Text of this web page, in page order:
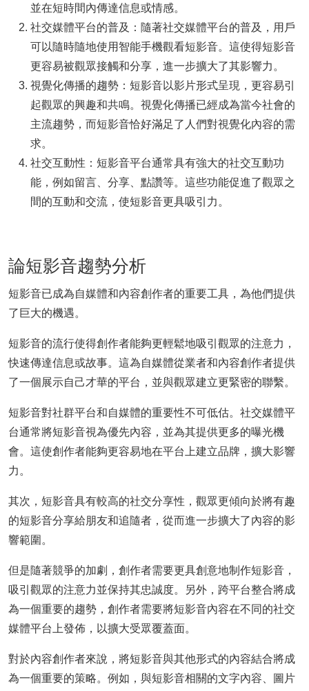
並在短時間內傳達信息或情感。
社交媒體平台的普及：隨著社交媒體平台的普及，用戶
可以隨時隨地使用智能手機觀看短影音。這使得短影音
更容易被觀眾接觸和分享，進一步擴大了其影響力。
視覺化傳播的趨勢：短影音以影片形式呈現，更容易引
起觀眾的興趣和共鳴。視覺化傳播已經成為當今社會的
主流趨勢，而短影音恰好滿足了人們對視覺化內容的需
求。
社交互動性：短影音平台通常具有強大的社交互動功
能，例如留言、分享、點讚等。這些功能促進了觀眾之
間的互動和交流，使短影音更具吸引力。
論短影音趨勢分析
短影音已成為自媒體和內容創作者的重要工具，為他們提供
了巨大的機遇。
短影音的流行使得創作者能夠更輕鬆地吸引觀眾的注意力，
快速傳達信息或故事。這為自媒體從業者和內容創作者提供
了一個展示自己才華的平台，並與觀眾建立更緊密的聯繫。
短影音對社群平台和自媒體的重要性不可低估。社交媒體平
台通常將短影音視為優先內容，並為其提供更多的曝光機
會。這使創作者能夠更容易地在平台上建立品牌，擴大影響
力。
其次，短影音具有較高的社交分享性，觀眾更傾向於將有趣
的短影音分享給朋友和追隨者，從而進一步擴大了內容的影
響範圍。
但是隨著競爭的加劇，創作者需要更具創意地制作短影音，
吸引觀眾的注意力並保持其忠誠度。另外，跨平台整合將成
為一個重要的趨勢，創作者需要將短影音內容在不同的社交
媒體平台上發佈，以擴大受眾覆蓋面。
對於內容創作者來說，將短影音與其他形式的內容結合將成
為一個重要的策略。例如，與短影音相關的文字內容、圖片